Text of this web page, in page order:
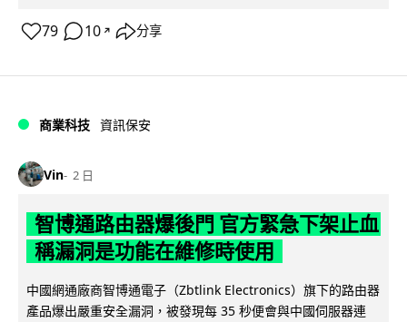
79 10 ↗ 分享
商業科技 資訊保安
Vin 2 日
智博通路由器爆後門 官方緊急下架止血
稱漏洞是功能在維修時使用
中國網通廠商智博通電子（Zbtlink Electronics）旗下的路由器
產品爆出嚴重安全漏洞，被發現每 35 秒便會與中國伺服器連